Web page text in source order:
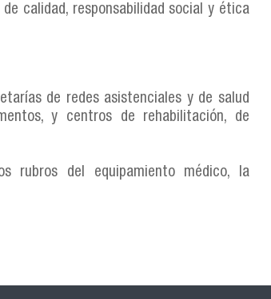
calidad, responsabilidad social y ética
de redes asistenciales y de salud
y centros de rehabilitación, de
rubros del equipamiento médico, la